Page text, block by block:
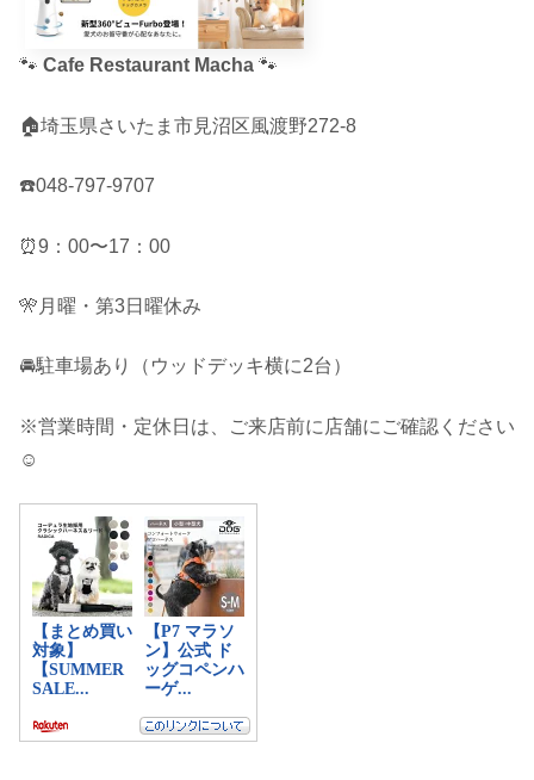
🐾 Cafe Restaurant Macha 🐾
🏠埼玉県さいたま市見沼区風渡野272-8
☎️048-797-9707
⏰9：00〜17：00
🎌月曜・第3日曜休み
🚘駐車場あり（ウッドデッキ横に2台）
※営業時間・定休日は、ご来店前に店舗にご確認ください
☺︎